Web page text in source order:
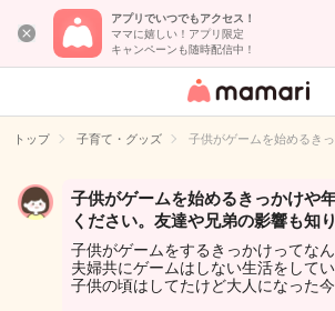
アプリでいつでもアクセス！
ママに嬉しい！アプリ限定
キャンペーンも随時配信中！
女性専用匿名QA
イト
トップ 子育て・グッズ 子供がゲームを始めるき
子供がゲームを始めるきっかけや
ください。友達や兄弟の影響も知
子供がゲームをするきっかけってな
夫婦共にゲームはしない生活をしてい
子供の頃はしてたけど大人になった今